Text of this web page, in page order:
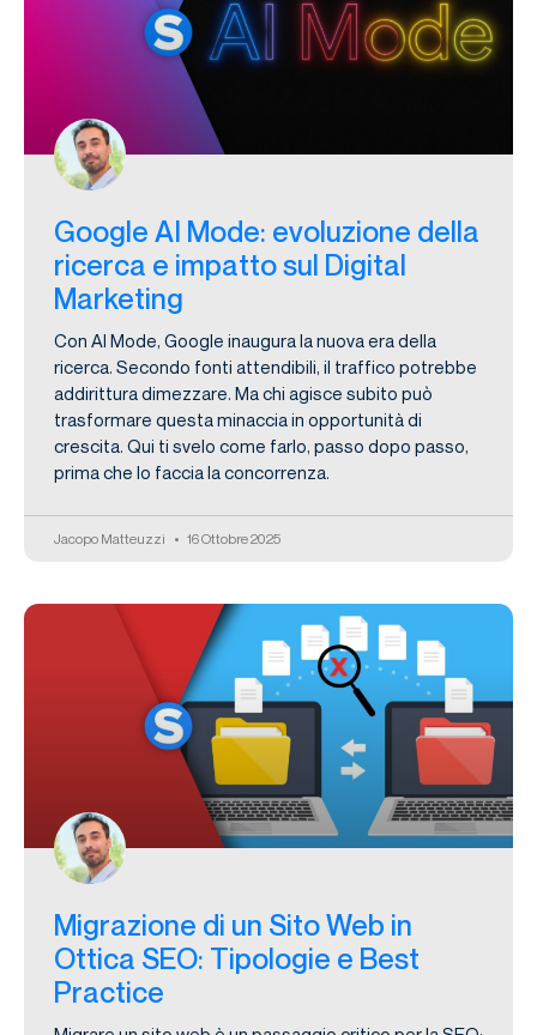
Google AI Mode: evoluzione della
ricerca e impatto sul Digital
Marketing
Con AI Mode, Google inaugura la nuova era della
ricerca. Secondo fonti attendibili, il traffico potrebbe
addirittura dimezzare. Ma chi agisce subito può
trasformare questa minaccia in opportunità di
crescita. Qui ti svelo come farlo, passo dopo passo,
prima che lo faccia la concorrenza.
Jacopo Matteuzzi 16 Ottobre 2025
Migrazione di un Sito Web in
Ottica SEO: Tipologie e Best
Practice